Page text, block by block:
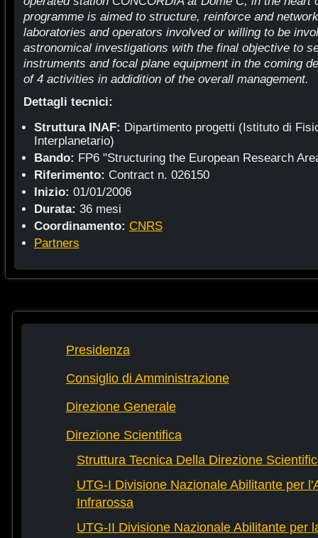
programme is aimed to structure, reinforce and
laboratories and operators involved or willing to be
astronomical investigations with the final objective to
instruments and focal plane equipment in the coming
of 4 activities in addidition of the overall management.
Dettagli tecnici:
Struttura INAF: Dipartimento progetti (Istituto di
Interplanetario)
Bando: FP6 "Structuring the European Research
Riferimento: Contract n. 026150
Inizio: 01/01/2006
Durata: 36 mesi
Coordinamento: CNRS
Partners
Presidenza
Consiglio di Amministrazione
Direzione Generale
Direzione Scientifica
Struttura Tecnica Della Direzione
UTG-I Divisione Nazionale Abilitante per
Infrarossa
UTG-II Divisione Nazionale Abilitante per